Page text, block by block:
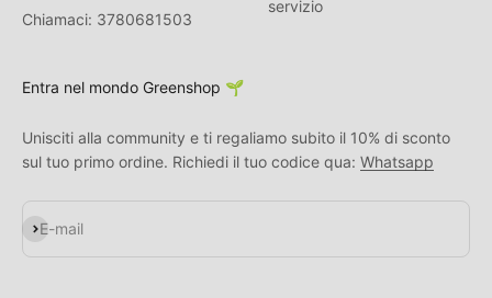
Chiamaci: 3780681503
servizio
Entra nel mondo Greenshop 🌱
Unisciti alla community e ti regaliamo subito il 10% di sconto
sul tuo primo ordine. Richiedi il tuo codice qua: Whatsapp
E-mail
S'inscrire